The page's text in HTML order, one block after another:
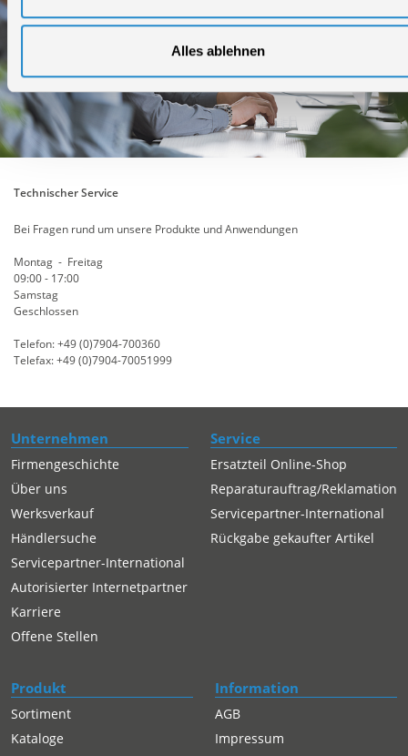
Alles ablehnen
Technischer Service
Bei Fragen rund um unsere Produkte und Anwendungen
Montag - Freitag
09:00 - 17:00
Samstag
Geschlossen
Telefon: +49 (0)7904-700360
Telefax: +49 (0)7904-70051999
Unternehmen
Firmengeschichte
Über uns
Werksverkauf
Händlersuche
Servicepartner-International
Autorisierter Internetpartner
Karriere
Offene Stellen
Service
Ersatzteil Online-Shop
Reparaturauftrag/Reklamation
Servicepartner-International
Rückgabe gekaufter Artikel
Produkt
Sortiment
Kataloge
Information
AGB
Impressum